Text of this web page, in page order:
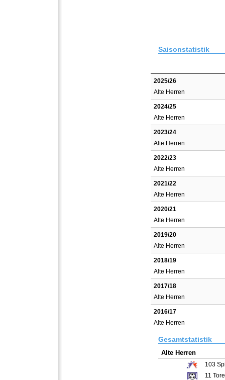
Saisonstatistik
2025/26
Alte Herren
2024/25
Alte Herren
2023/24
Alte Herren
2022/23
Alte Herren
2021/22
Alte Herren
2020/21
Alte Herren
2019/20
Alte Herren
2018/19
Alte Herren
2017/18
Alte Herren
2016/17
Alte Herren
Gesamtstatistik
Alte Herren
103
11 Tore